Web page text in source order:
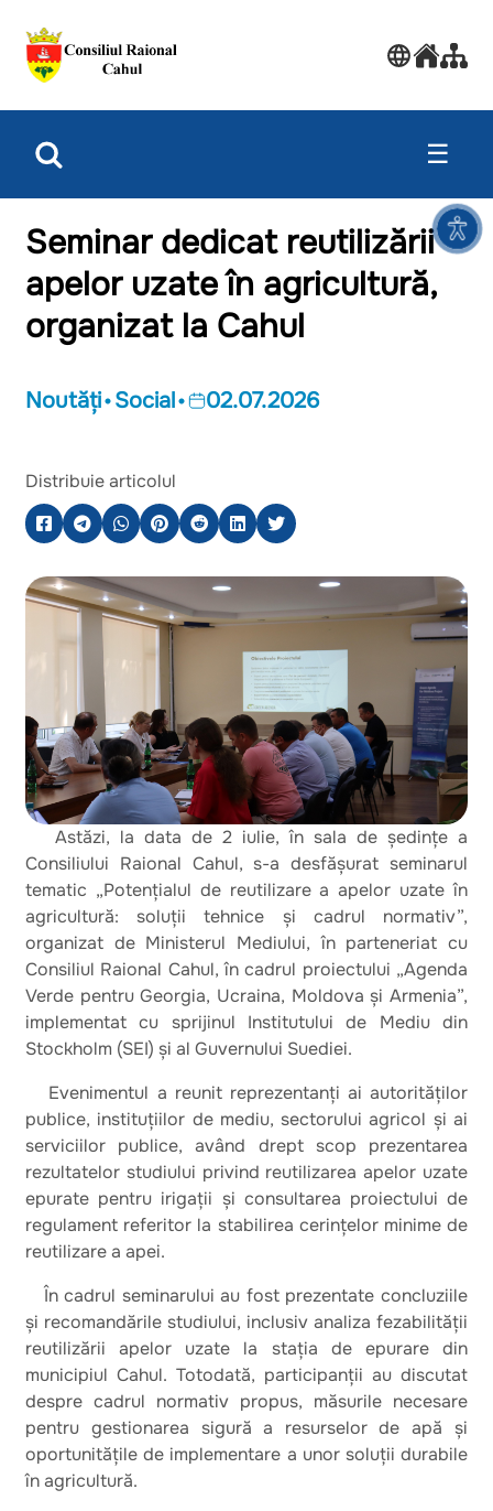
☰
Seminar dedicat reutilizării
apelor uzate în agricultură,
organizat la Cahul
Noutăți Social 02.07.2026
Distribuie articolul
Astăzi, la data de 2 iulie, în sala de ședințe a
Consiliului Raional Cahul, s-a desfășurat seminarul
tematic „Potențialul de reutilizare a apelor uzate în
agricultură: soluții tehnice și cadrul normativ”,
organizat de Ministerul Mediului, în parteneriat cu
Consiliul Raional Cahul, în cadrul proiectului „Agenda
Verde pentru Georgia, Ucraina, Moldova și Armenia”,
implementat cu sprijinul Institutului de Mediu din
Stockholm (SEI) și al Guvernului Suediei.
Evenimentul a reunit reprezentanți ai autorităților
publice, instituțiilor de mediu, sectorului agricol și ai
serviciilor publice, având drept scop prezentarea
rezultatelor studiului privind reutilizarea apelor uzate
epurate pentru irigații și consultarea proiectului de
regulament referitor la stabilirea cerințelor minime de
reutilizare a apei.
În cadrul seminarului au fost prezentate concluziile
și recomandările studiului, inclusiv analiza fezabilității
reutilizării apelor uzate la stația de epurare din
municipiul Cahul. Totodată, participanții au discutat
despre cadrul normativ propus, măsurile necesare
pentru gestionarea sigură a resurselor de apă și
oportunitățile de implementare a unor soluții durabile
în agricultură.